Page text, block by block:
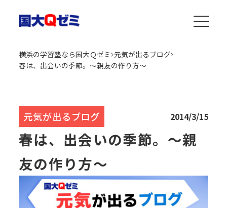
横浜の学習塾なら国大Ｑゼミ 元気が出るブログ
春は、出会いの季節。～親友の作り方～
元気が出るブログ 2014/3/15
春は、出会いの季節。～親
友の作り方～